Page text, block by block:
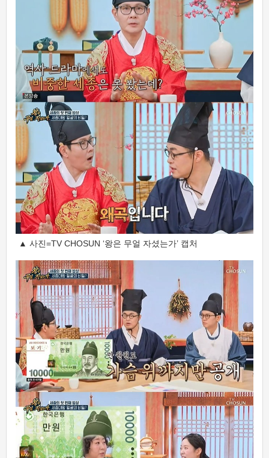
▲ 사진=TV CHOSUN ‘왕은 무얼 자셨는가’ 캡처